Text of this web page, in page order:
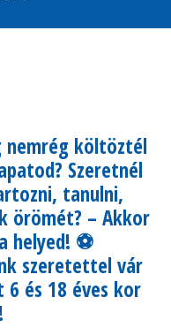
nemrég költöztél
Szeretnél
tanulni,
örömét? – Akkor
helyed! ⚽
szeretettel vár
6 és 18 éves kor
!